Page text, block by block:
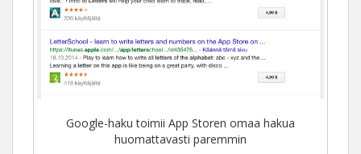
Google-haku toimii App Storen omaa hakua
huomattavasti paremmin